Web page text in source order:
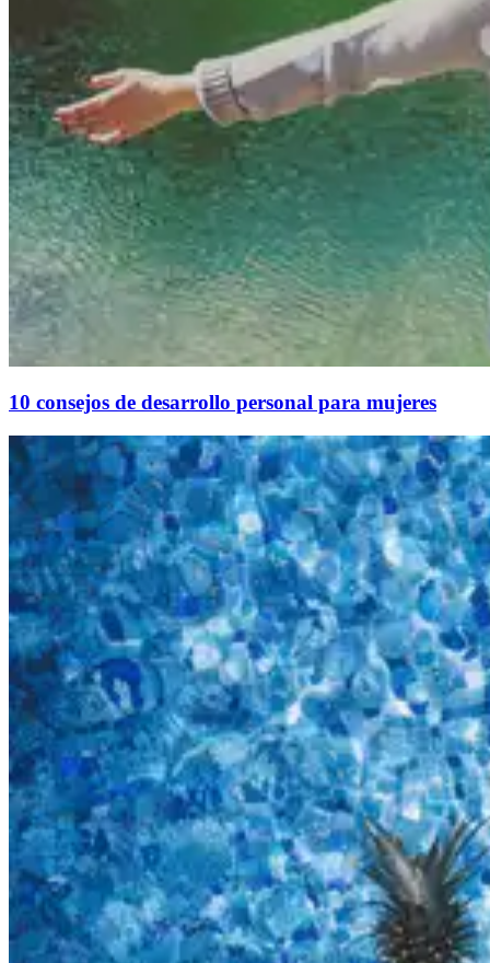
10 consejos de desarrollo personal para mujeres